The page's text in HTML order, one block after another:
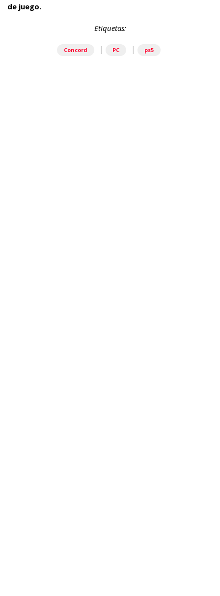
de juego.
Etiquetas:
Concord | PC | ps5